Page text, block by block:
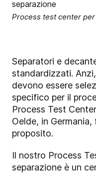
Process test center
Separatori e
standardizzati.
devono essere
specifico per il
Process Test
Oelde, in
proposito.
Il nostro Process
separazione è un